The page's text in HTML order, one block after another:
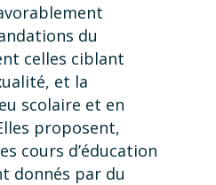
du
celles ciblant
et la
scolaire et en
proposent,
cours d’éducation
donnés par du